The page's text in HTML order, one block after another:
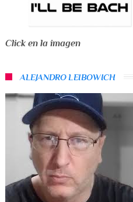
Click en la imagen
ALEJANDRO LEIBOWICH